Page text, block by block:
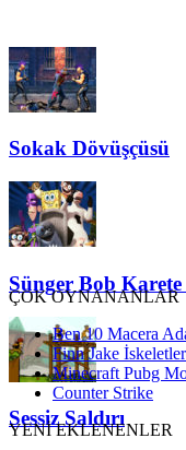
Sokak Dövüşçüsü
Sünger Bob
Sessiz Saldırı
ÇOK OYNANANLAR
Ben 10 Macera
Finn Jake
Minecraft Pubg
Counter Strike
YENİ EKLENENLER